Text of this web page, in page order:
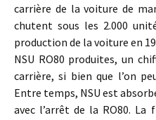
carrière de la voiture de
chutent sous les 2.000
production de la voiture en
NSU RO80 produites, un
carrière, si bien que l’on
Entre temps, NSU est
avec l’arrêt de la RO80.